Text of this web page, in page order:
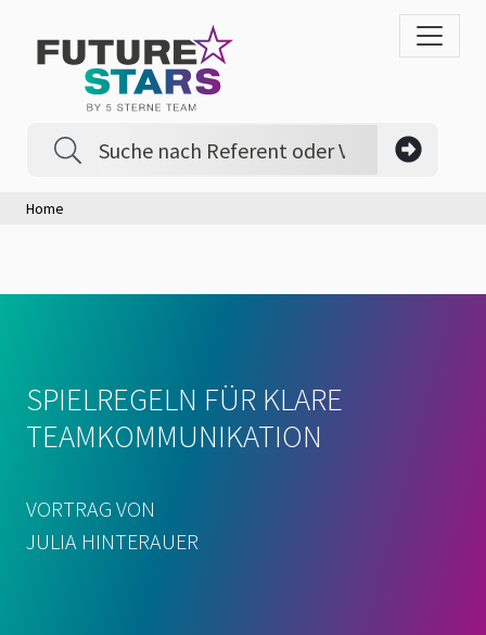
Home
SPIELREGELN FÜR KLARE
TEAMKOMMUNIKATION
VORTRAG VON
JULIA HINTERAUER